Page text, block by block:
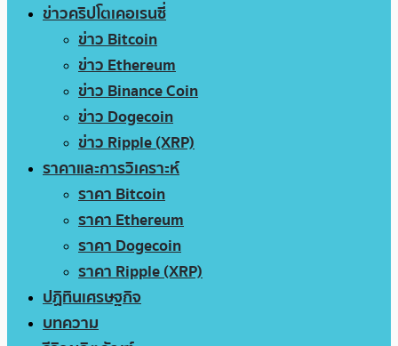
ข่าวคริปโตเคอเรนซี่
ข่าว Bitcoin
ข่าว Ethereum
ข่าว Binance Coin
ข่าว Dogecoin
ข่าว Ripple (XRP)
ราคาและการวิเคราะห์
ราคา Bitcoin
ราคา Ethereum
ราคา Dogecoin
ราคา Ripple (XRP)
ปฏิทินเศรษฐกิจ
บทความ